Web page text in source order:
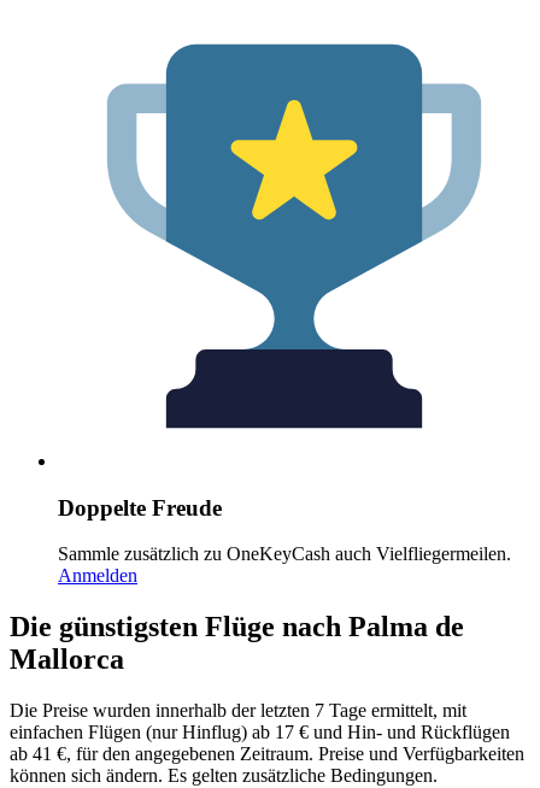
Doppelte Freude
Sammle zusätzlich zu OneKeyCash auch Vielfliegermeilen.
Anmelden
Die günstigsten Flüge nach Palma de
Mallorca
Die Preise wurden innerhalb der letzten 7 Tage ermittelt, mit
einfachen Flügen (nur Hinflug) ab 17 € und Hin- und Rückflügen
ab 41 €, für den angegebenen Zeitraum. Preise und Verfügbarkeiten
können sich ändern. Es gelten zusätzliche Bedingungen.